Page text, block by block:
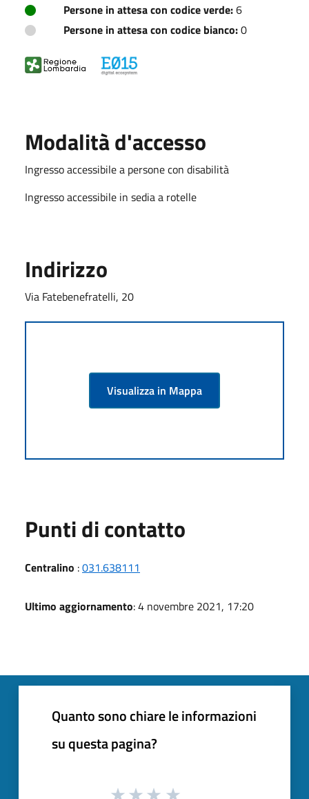
Persone in attesa con codice verde:6
Persone in attesa con codice bianco:0
Modalità d'accesso
Ingresso accessibile a persone con disabilità
Ingresso accessibile in sedia a rotelle
Indirizzo
Via Fatebenefratelli, 20
Visualizza in Mappa
Punti di contatto
Centralino :031.638111
Ultimo aggiornamento: 4 novembre 2021, 17:20
Quanto sono chiare le informazioni
su questa pagina?